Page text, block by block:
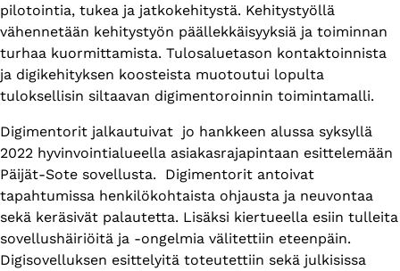
pilotointia, tukea ja jatkokehitystä. Kehitystyöllä
vähennetään kehitystyön päällekkäisyyksiä ja toiminnan
turhaa kuormittamista. Tulosaluetason kontaktoinnista
ja digikehityksen koosteista muotoutui lopulta
tuloksellisin siltaavan digimentoroinnin toimintamalli.
Digimentorit jalkautuivat jo hankkeen alussa syksyllä
2022 hyvinvointialueella asiakasrajapintaan esittelemään
Päijät-Sote sovellusta. Digimentorit antoivat
tapahtumissa henkilökohtaista ohjausta ja neuvontaa
sekä keräsivät palautetta. Lisäksi kiertueella esiin tulleita
sovellushäiriöitä ja -ongelmia välitettiin eteenpäin.
Digisovelluksen esittelyitä toteutettiin sekä julkisissa